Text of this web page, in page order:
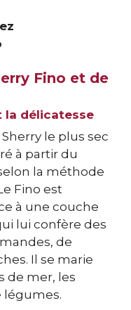
Fino et de
la délicatesse
le plus sec
à partir du
la méthode
Fino est
à une couche
lui confère des
de
Il se marie
de mer, les
légumes.